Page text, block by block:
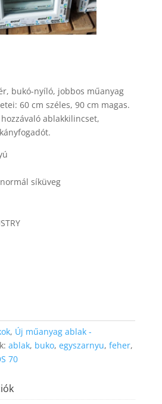
bukó-nyíló, jobbos műanyag
60 cm széles, 90 cm magas.
ablakkilincset,
síküveg
, Új műanyag ablak -
ablak, buko, egyszarnyu, feher,
70
Necessary
These
cookies are
not
to function.
based on
how the
website is